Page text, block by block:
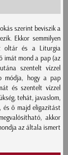
szerint beviszik a
Ekkor semmilyen
oltár és a Liturgia
imát mond a pap (az
szentelt vízzel
módja, hogy a pap
és szentelt vízzel
tehát, javaslom,
és ő majd eligazítást
akkor
az általa ismert